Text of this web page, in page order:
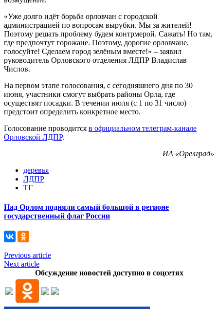
«Уже долго идёт борьба орловчан с городской
администрацией по вопросам вырубки. Мы за жителей!
Поэтому решать проблему будем контрмерой. Сажать! Но там,
где предпочтут горожане. Поэтому, дорогие орловчане,
голосуйте! Сделаем город зелёным вместе!» – заявил
руководитель Орловского отделения ЛДПР Владислав
Числов.
На первом этапе голосования, с сегодняшнего дня по 30
июня, участники смогут выбрать районы Орла, где
осуществят посадки. В течении июля (с 1 по 31 число)
предстоит определить конкретное место.
Голосование проводится в официальном телеграм-канале
Орловской ЛДПР.
ИА «Орелград»
деревья
ЛДПР
ТГ
Над Орлом подняли самый большой в регионе
государственный флаг России
Previous article
Next article
Обсуждение новостей доступно в соцсетях